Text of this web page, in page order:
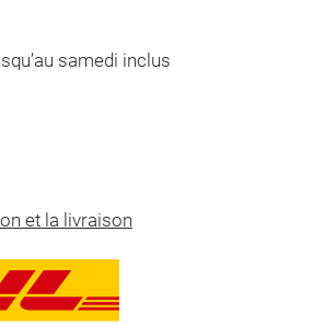
samedi inclus
et la livraison